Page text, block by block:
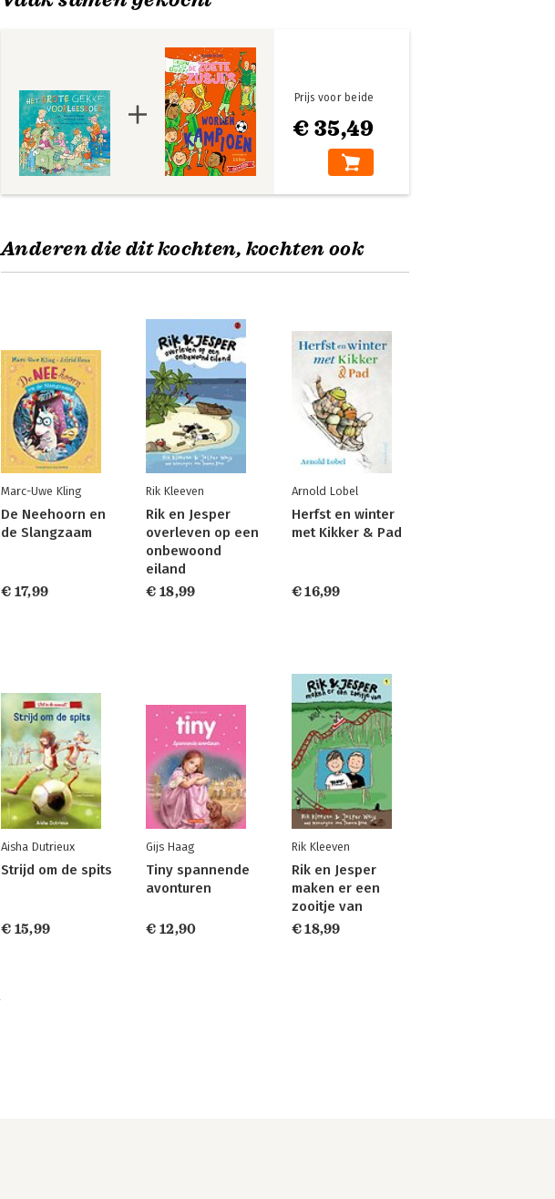
€ 35,49
Prijs voor beide
Anderen die dit kochten, kochten ook
Marc-Uwe Kling
De Neehoorn en
de Slangzaam
€ 17,99
Rik Kleeven
Rik en Jesper
overleven op een
onbewoond
eiland
€ 18,99
Arnold Lobel
Herfst en winter
met Kikker & Pad
€ 16,99
Aisha Dutrieux
Strijd om de spits
€ 15,99
Gijs Haag
Tiny spannende
avonturen
€ 12,90
Rik Kleeven
Rik en Jesper
maken er een
zooitje van
€ 18,99